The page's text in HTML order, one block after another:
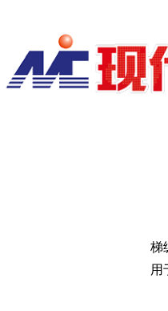
梯
用